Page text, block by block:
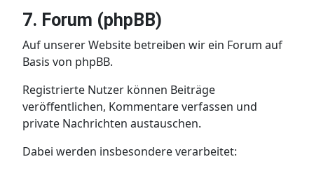
7. Forum (phpBB)
Auf unserer Website betreiben wir ein Forum auf
Basis von phpBB.
Registrierte Nutzer können Beiträge
veröffentlichen, Kommentare verfassen und
private Nachrichten austauschen.
Dabei werden insbesondere verarbeitet: